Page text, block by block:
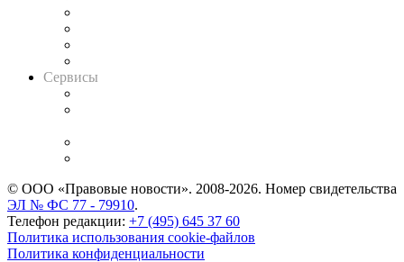
Сервисы
© ООО «Правовые новости». 2008-2026. Номер свидетельства
ЭЛ № ФС 77 - 79910.
Телефон редакции: +7 (495) 645 37 60
Политика использования cookie-файлов
Политика конфиденциальности